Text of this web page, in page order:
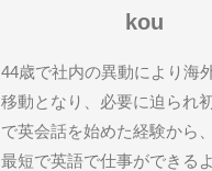
kou
44歳で社内の異動により海
移動となり、必要に迫られ
で英会話を始めた経験から
最短で英語で仕事ができる